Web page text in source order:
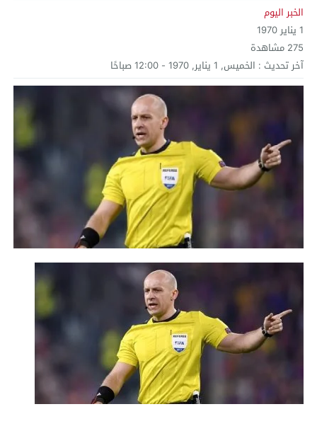
الخبر اليوم
1 يناير 1970
275 مشاهدة
آخر تحديث : الخميس, 1 يناير, 1970 - 12:00 صباحًا